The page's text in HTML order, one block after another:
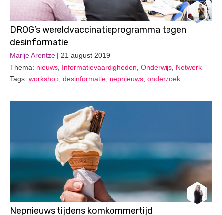
DROG’s wereldvaccinatieprogramma tegen
desinformatie
Marije Arentze | 21 august 2019
Thema: nieuws Informatievaardigheden Onderwijs Netwerk
Tags: workshop desinformatie nepnieuws onderzoek
Nepnieuws tijdens komkommertijd